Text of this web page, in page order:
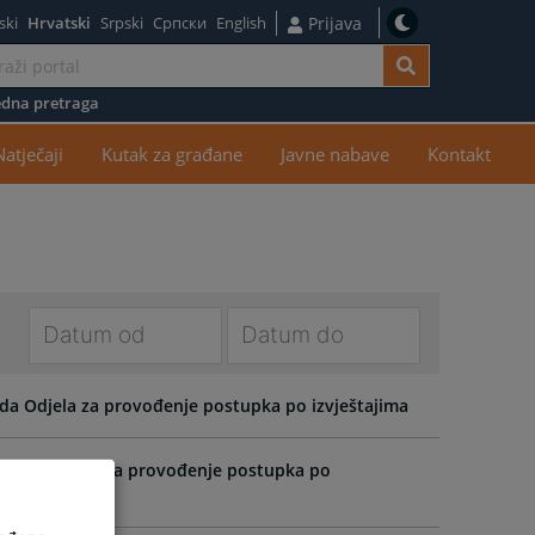
Hrvatski Srpski Српски English Prijava
pretraga
Kutak za građane Javne nabave Kontakt
forward
interact
forward
with
Odjela za provođenje postupka po izvještajima
Odjela za provođenje postupka po